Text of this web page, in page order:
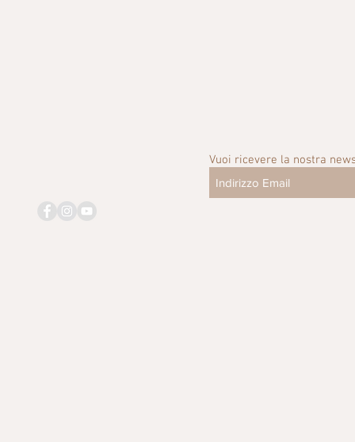
Vuoi ricevere la nostra